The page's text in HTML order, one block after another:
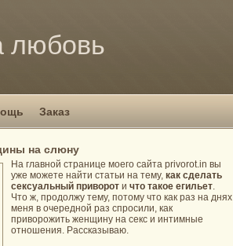
любовь
Заказ
на слюну
На главной странице моего сайта privorot.in вы
уже можете найти статьи на тему, как сделать
сексуальный приворот и что такое егильет.
Что ж, продолжу тему, потому что как раз на днях
меня в очередной раз спросили, как
приворожить женщину на секс и интимные
отношения. Рассказываю.